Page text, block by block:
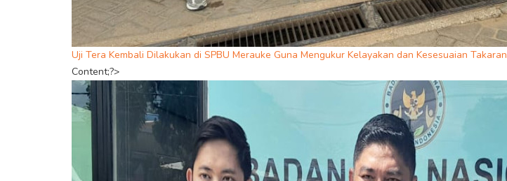
Uji Tera Kembali Dilakukan di SPBU Merauke Guna Mengukur Kelayakan dan Kesesuaian Takaran
Content;?>